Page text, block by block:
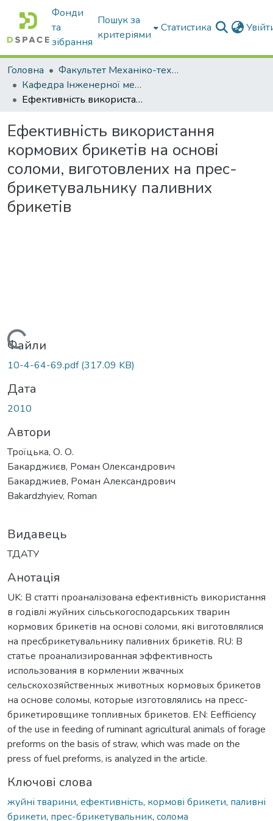
Фонди
та
зібрання
Пошук за
критеріями
Статистика
Головна
Факультет Механіко-технологічний
Кафедра Інженерної механіки та комп'ютерного проектування
Ефективність використання кормових брикетів на основі соломи, виготовлених на прес-брикетувальнику паливних брикетів
Ефективність використання
кормових брикетів на основі
соломи, виготовлених на прес-
брикетувальнику паливних
брикетів
Вантажиться...
Файли
10-4-64-69.pdf(317.09 KB)
Дата
2010
Автори
Троїцька, О. О.
Бакарджиєв, Роман Олександрович
Бакарджиев, Роман Александрович
Bakardzhyiev, Roman
Видавець
ТДАТУ
Анотація
UK: В статті проаналізована ефективність використання
в годівлі жуйних сільськогосподарських тварин
кормових брикетів на основі соломи, які виготовлялися
на пресбрикетувальнику паливних брикетів. RU: В
статье проанализированная эффективность
использования в кормлении жвачных
сельскохозяйственных животных кормовых брикетов
на основе соломы, которые изготовлялись на пресс-
брикетировщике топливных брикетов. EN: Еefficiency
of the use in feeding of ruminant agricultural animals of forage
preforms on the basis of straw, which was made on the
press of fuel preforms, is analyzed in the article.
Ключові слова
жуйні тварини, ефективність, кормові брикети, паливні
брикети, прес-брикетувальник, солома